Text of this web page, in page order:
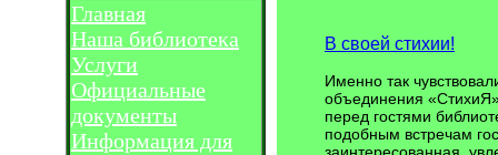
Главная
Наша библиотека
Услуги
Официальные
документы
Информация для
В своей стихии!
Именно так
объединения
перед гостями
подобным встречам